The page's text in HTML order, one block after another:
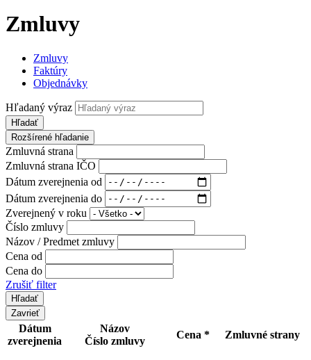
Zmluvy
Zmluvy
Faktúry
Objednávky
Hľadaný výraz
Hľadať
Rozšírené hľadanie
Zmluvná strana
Zmluvná strana IČO
Dátum zverejnenia od
Dátum zverejnenia do
Zverejnený v roku
Číslo zmluvy
Názov / Predmet zmluvy
Cena od
Cena do
Zrušiť filter
Zavrieť
Dátum
zverejnenia
Názov
Číslo zmluvy
Cena * Zmluvné strany